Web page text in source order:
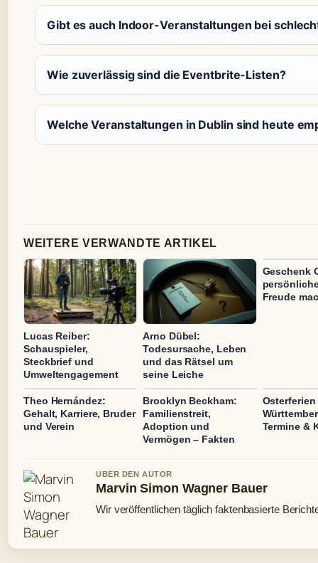
Gibt es auch Indoor-Veranstaltungen bei
Wie zuverlässig sind die Eventbrite-Listen?
Welche Veranstaltungen in Dublin sind heute
WEITERE VERWANDTE ARTIKEL
Lucas Reiber:
Schauspieler,
Steckbrief und
Umweltengagement
Arno Dübel:
Todesursache, Leben
und das Rätsel um
seine Leiche
Geschenk
Freude
Theo Hernández:
Gehalt, Karriere, Bruder
und Verein
Brooklyn Beckham:
Familienstreit,
Adoption und
Vermögen – Fakten
Osterferien
Termine &
UBER DEN AUTOR
Marvin Simon Wagner Bauer
Wir veröffentlichen täglich faktenbasierte